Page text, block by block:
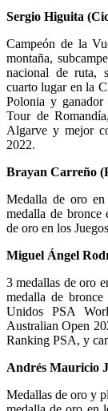
Sergio Higuita
Campeón de la
montaña,
nacional de ruta,
cuarto lugar en la
Polonia y ganador
Tour de
Algarve y mejor
2022.
Brayan Carreño
Medalla de oro
medalla de
de oro en los
Miguel Ángel
3 medallas de oro
medalla de
Unidos PSA
Australian Open
Ranking PSA, y
Andrés Mauricio
Medallas de oro y